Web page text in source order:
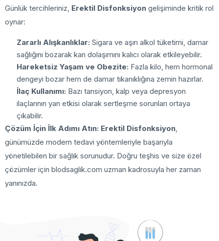
Günlük tercihleriniz, Erektil Disfonksiyon gelişiminde kritik rol
oynar:
Zararlı Alışkanlıklar: Sigara ve aşırı alkol tüketimi, damar
sağlığını bozarak kan dolaşımını kalıcı olarak etkileyebilir.
Hareketsiz Yaşam ve Obezite: Fazla kilo, hem hormonal
dengeyi bozar hem de damar tıkanıklığına zemin hazırlar.
İlaç Kullanımı: Bazı tansiyon, kalp veya depresyon
ilaçlarının yan etkisi olarak sertleşme sorunları ortaya
çıkabilir.
Çözüm İçin İlk Adımı Atın: Erektil Disfonksiyon,
günümüzde modern tedavi yöntemleriyle başarıyla
yönetilebilen bir sağlık sorunudur. Doğru teşhis ve size özel
çözümler için blodsaglik.com uzman kadrosuyla her zaman
yanınızda.